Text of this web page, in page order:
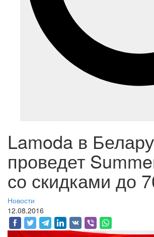
Lamoda в
проведет
со скидками до
Новости
12.08.2016